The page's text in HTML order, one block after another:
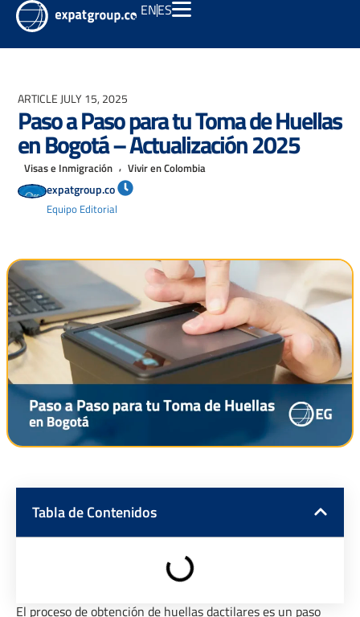
ENES
ARTICLE JULY 15, 2025
Paso a Paso para tu Toma de Huellas
en Bogotá – Actualización 2025
Visas e Inmigración , Vivir en Colombia
expatgroup.co
Equipo Editorial
Tabla de Contenidos
El proceso de obtención de huellas dactilares es un paso